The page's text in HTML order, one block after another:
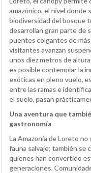
amazónico, el nivel donde
biodiversidad del bosque
desarrollan gran parte de
puentes colgantes de
visitantes avanzan
unos diez metros de
es posible contemplar la
exóticas en pleno vuelo,
entre las ramas e
el suelo, pasan
Una aventura que
gastronomía
La Amazonía de Loreto
fauna salvaje; también se
quienes han convertido
generaciones.